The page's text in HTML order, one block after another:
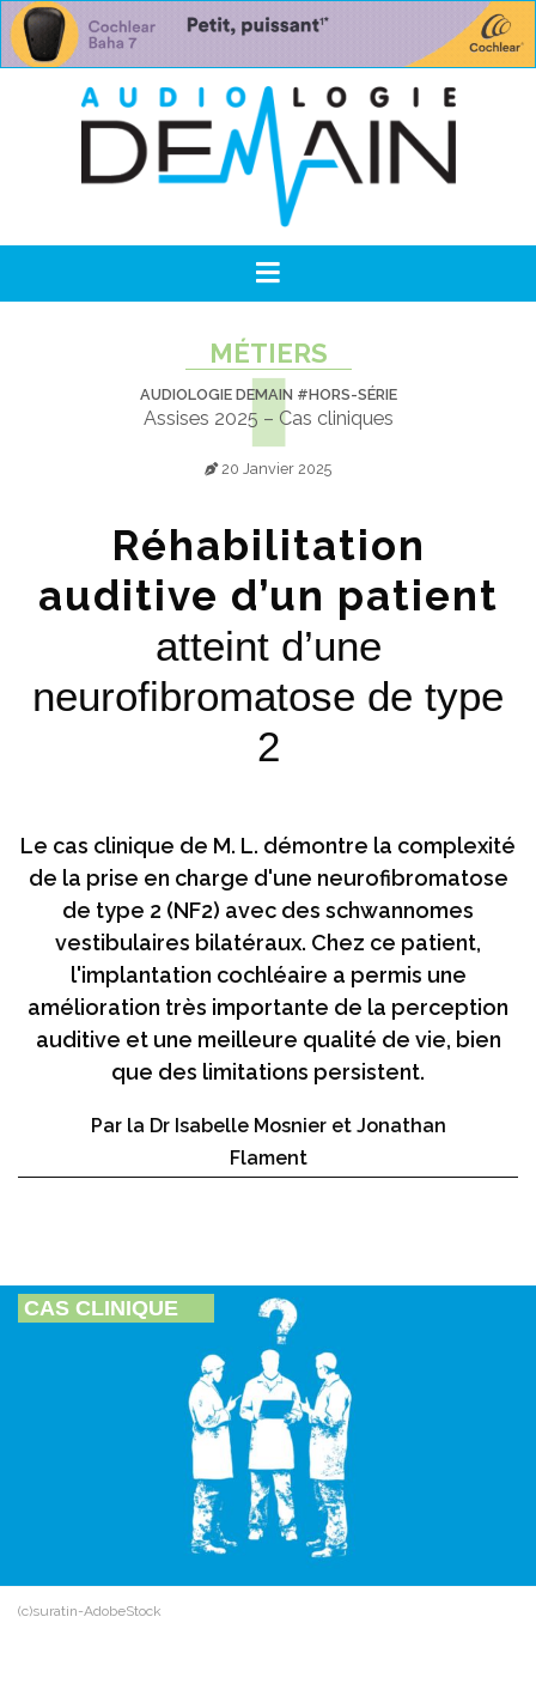
MÉTIERS
AUDIOLOGIE DEMAIN #HORS-SÉRIE
Assises 2025 – Cas cliniques
20 Janvier 2025
Réhabilitation
auditive d’un patient
atteint d’une
neurofibromatose de type
2
Le cas clinique de M. L. démontre la complexité
de la prise en charge d'une neurofibromatose
de type 2 (NF2) avec des schwannomes
vestibulaires bilatéraux. Chez ce patient,
l'implantation cochléaire a permis une
amélioration très importante de la perception
auditive et une meilleure qualité de vie, bien
que des limitations persistent.
Par la Dr Isabelle Mosnier et Jonathan
Flament
CAS CLINIQUE
(c)suratin-AdobeStock